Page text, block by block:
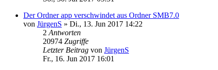
Der Ordner app verschwindet aus Ordner SMB7.0
von JürgenS » Di., 13. Jun 2017 14:22
2 Antworten
20974 Zugriffe
Letzter Beitrag von JürgenS
Fr., 16. Jun 2017 16:01